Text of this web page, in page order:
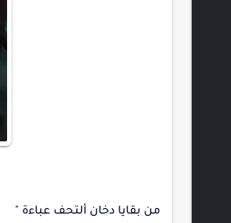
من بقايا دخان ألتحف عباءة "